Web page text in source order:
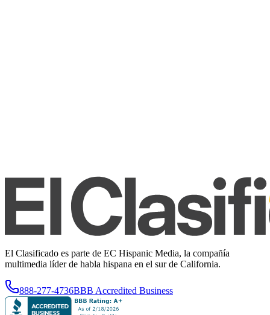
El Clasificado es parte de EC Hispanic Media, la compañía
multimedia líder de habla hispana en el sur de California.
888-277-4736BBB Accredited Business